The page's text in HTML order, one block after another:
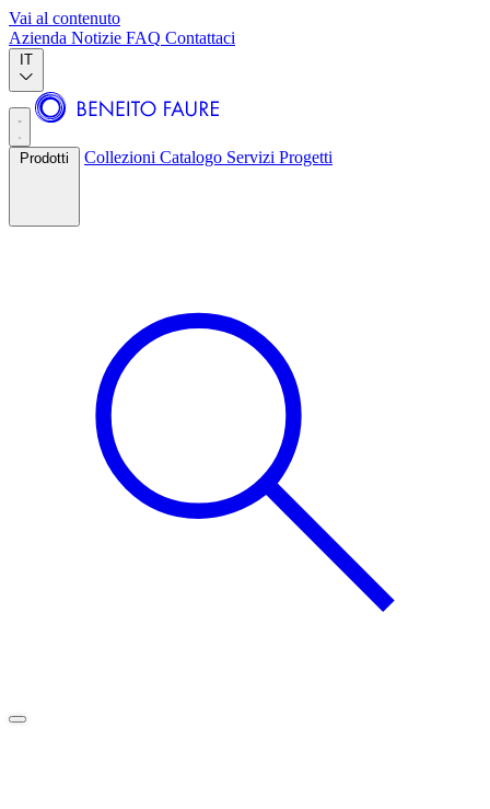
Vai al contenuto
Azienda Notizie FAQ Contattaci
IT
Prodotti Collezioni Catalogo Servizi Progetti